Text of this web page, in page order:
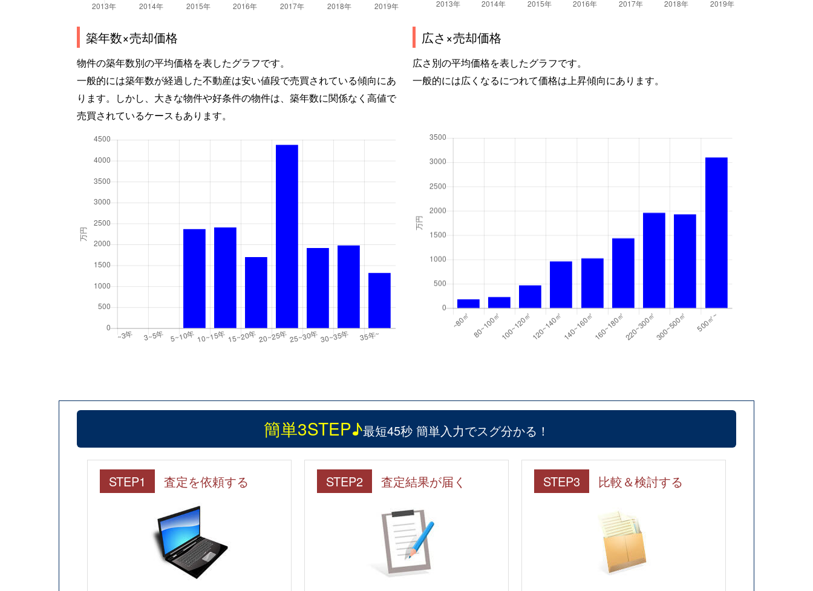
築年数×売却価格
物件の築年数別の平均価格を表したグラフです。
一般的には築年数が経過した不動産は安い値段で売買されている傾向にあ
ります。しかし、大きな物件や好条件の物件は、築年数に関係なく高値で
売買されているケースもあります。
広さ×売却価格
広さ別の平均価格を表したグラフです。
一般的には広くなるにつれて価格は上昇傾向にあります。
簡単3STEP♪最短45秒 簡単入力でスグ分かる！
STEP1 査定を依頼する STEP2 査定結果が届く STEP3 比較＆検討する